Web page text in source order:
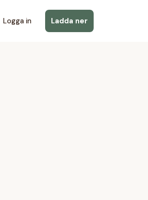
Logga in Ladda ner